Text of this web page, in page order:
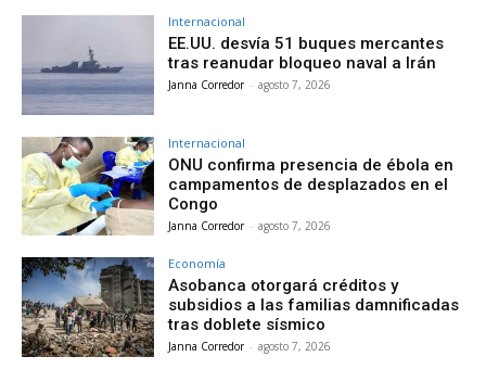
Internacional
EE.UU. desvía 51 buques mercantes
tras reanudar bloqueo naval a Irán
Janna Corredor - agosto 7, 2026
Internacional
ONU confirma presencia de ébola en
campamentos de desplazados en el
Congo
Janna Corredor - agosto 7, 2026
Economía
Asobanca otorgará créditos y
subsidios a las familias damnificadas
tras doblete sísmico
Janna Corredor - agosto 7, 2026